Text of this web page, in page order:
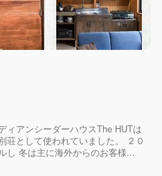
ィアンシーダーハウスThe HUTは
荘として使われていました。 ２０
し 冬は主に海外からのお客様...